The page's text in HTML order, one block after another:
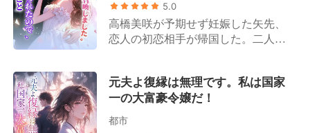
いよ」と言い放つ。 夫は一枚の離婚
協議書を取り出し、「美咲が俺の子
を身ごもった。離婚しよう！」と告
る財界の大物と電撃的に契約結婚を
果たす。 やがて藤原美月の隠された
正体が次々と明らかになると、大物
5.0
高橋美咲が予期せず妊娠した矢先、
恋人の初恋相手が帰国した。二人が
揃えて言う。高橋家の「偽の令嬢」
である高橋優月は才能にあふれた天
上の明月であり、「真の令嬢」であ
元夫よ復縁は無理です。私は国家
一の大富豪令嬢だ！
都市